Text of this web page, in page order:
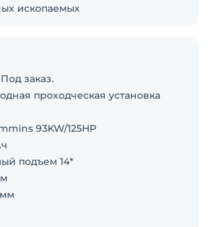
ископаемых
заказ.
проходческая установка
93KW/125HP
подъем 14*
3 100мм